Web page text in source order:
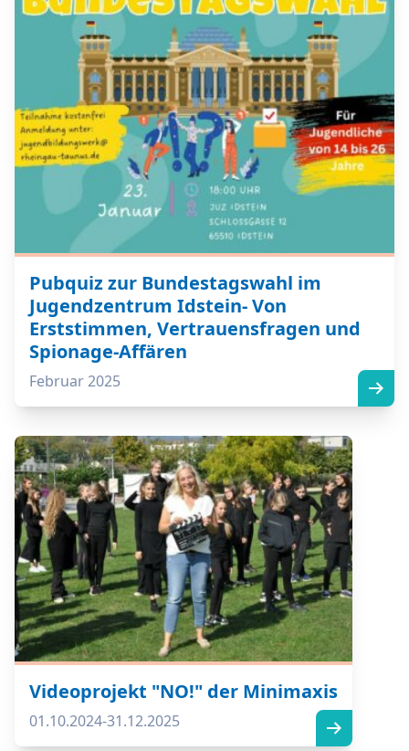
Pubquiz zur Bundestagswahl im
Jugendzentrum Idstein- Von
Erststimmen, Vertrauensfragen und
Spionage-Affären
Februar 2025
Videoprojekt "NO!" der Minimaxis
01.10.2024-31.12.2025